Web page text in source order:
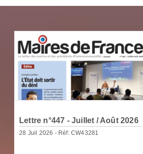
Lettre n°447 - Juillet / Août 2026
28 Juil 2026 - Réf: CW43281